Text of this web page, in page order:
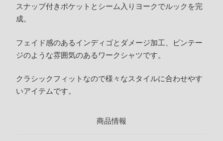
スナップ付きポケットとシーム入りヨークでルックを完
成。
フェイド感のあるインディゴとダメージ加工、ビンテー
ジのような雰囲気のあるワークシャツです。
クラシックフィットなので様々なスタイルに合わせやす
いアイテムです。
商品情報